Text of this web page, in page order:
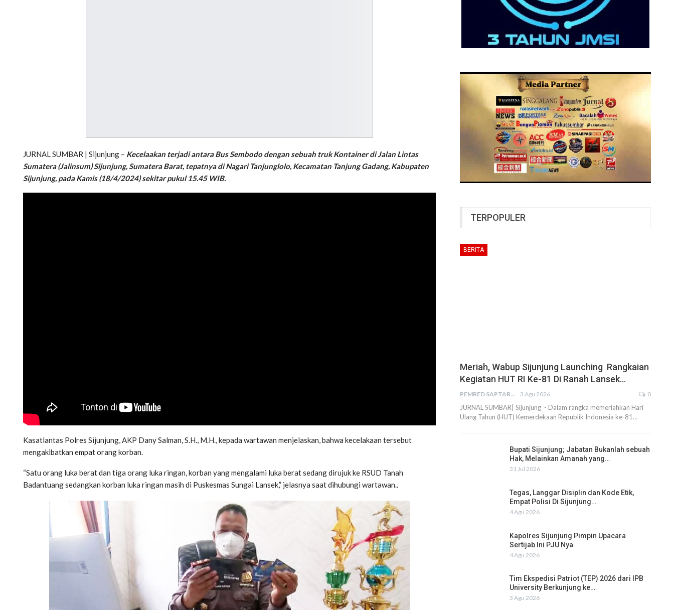
JURNAL SUMBAR | Sijunjung – Kecelaakan terjadi antara Bus Sembodo dengan sebuah truk Kontainer di Jalan Lintas
Sumatera (Jalinsum) Sijunjung, Sumatera Barat, tepatnya di Nagari Tanjunglolo, Kecamatan Tanjung Gadang, Kabupaten
Sijunjung, pada Kamis (18/4/2024) sekitar pukul 15.45 WIB.
Kasatlantas Polres Sijunjung, AKP Dany Salman, S.H., M.H., kepada wartawan menjelaskan, bahwa kecelakaan tersebut
mengakibatkan empat orang korban.
“Satu orang luka berat dan tiga orang luka ringan, korban yang mengalami luka berat sedang dirujuk ke RSUD Tanah
Badantuang sedangkan korban luka ringan masih di Puskesmas Sungai Lansek,” jelasnya saat dihubungi wartawan..
TERPOPULER
BERITA
Meriah, Wabup Sijunjung Launching Rangkaian
Kegiatan HUT RI Ke-81 Di Ranah Lansek…
PEMRED SAPTARIUS 3 Agu 2026 0
JURNAL SUMBAR| Sijunjung - Dalam rangka memeriahkan Hari
Ulang Tahun (HUT) Kemerdekaan Republik Indonesia ke-81…
Bupati Sijunjung; Jabatan Bukanlah sebuah
Hak, Melainkan Amanah yang…
31 Jul 2026
Tegas, Langgar Disiplin dan Kode Etik,
Empat Polisi Di Sijunjung…
4 Agu 2026
Kapolres Sijunjung Pimpin Upacara
Sertijab Ini PJU Nya
4 Agu 2026
Tim Ekspedisi Patriot (TEP) 2026 dari IPB
University Berkunjung ke…
3 Agu 2026